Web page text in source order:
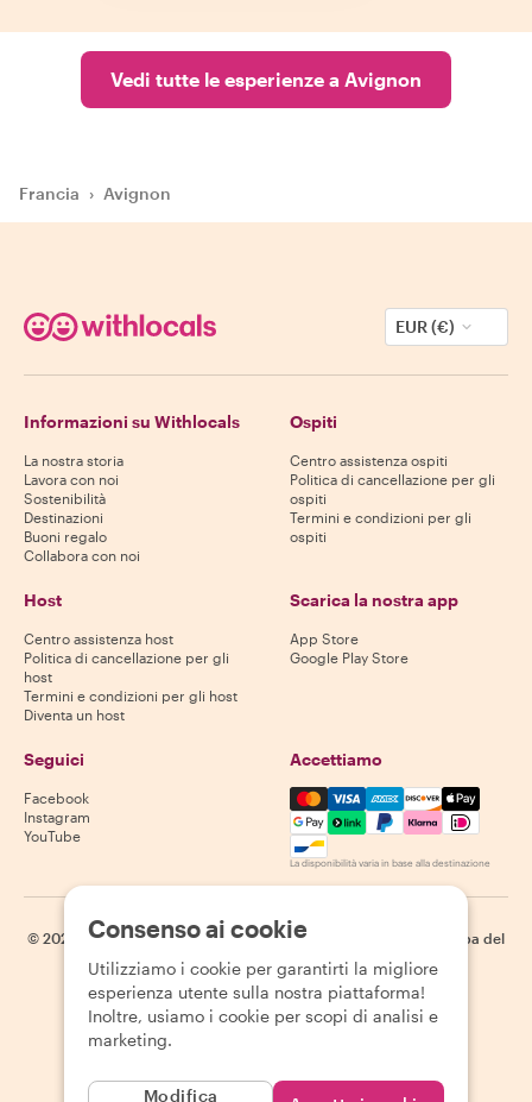
Vedi tutte le esperienze a Avignon
Francia › Avignon
EUR (€)
Informazioni su Withlocals
La nostra storia
Lavora con noi
Sostenibilità
Destinazioni
Buoni regalo
Collabora con noi
Ospiti
Centro assistenza ospiti
Politica di cancellazione per gli
ospiti
Termini e condizioni per gli
ospiti
Host
Centro assistenza host
Politica di cancellazione per gli
host
Termini e condizioni per gli host
Diventa un host
Scarica la nostra app
App Store
Google Play Store
Seguici
Facebook
Instagram
YouTube
Accettiamo
Mastercard, Visa, Amex,
La disponibilità varia in base alla destinazione
© 2026 Withlocals.com | Informativa sulla privacy
Mappa del
Consenso ai cookie
Utilizziamo i cookie per garantirti la migliore
esperienza utente sulla nostra piattaforma!
Inoltre, usiamo i cookie per scopi di analisi e
marketing.
Modifica